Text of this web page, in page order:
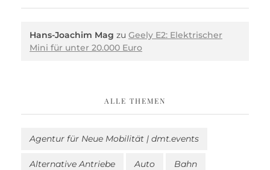
Hans-Joachim Mag zu Geely E2: Elektrischer
Mini für unter 20.000 Euro
ALLE THEMEN
Agentur für Neue Mobilität | dmt.events
Alternative Antriebe Auto Bahn